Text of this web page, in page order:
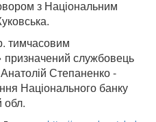
з Національним
тимчасовим
призначений службовець
Степаненко -
Національного банку
обл.